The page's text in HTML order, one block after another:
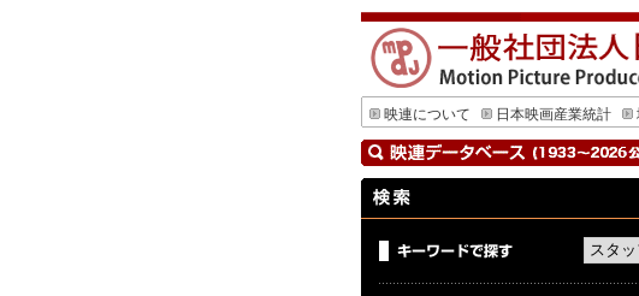
映連について
日本映画産業統計